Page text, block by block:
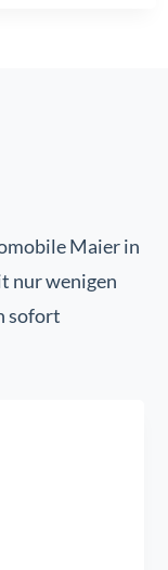
Maier in
nur wenigen
sofort